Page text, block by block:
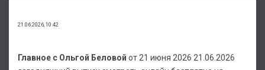
21.06.2026, 10:42
Главное с Ольгой Беловой от 21 июня 2026 21.06.2026